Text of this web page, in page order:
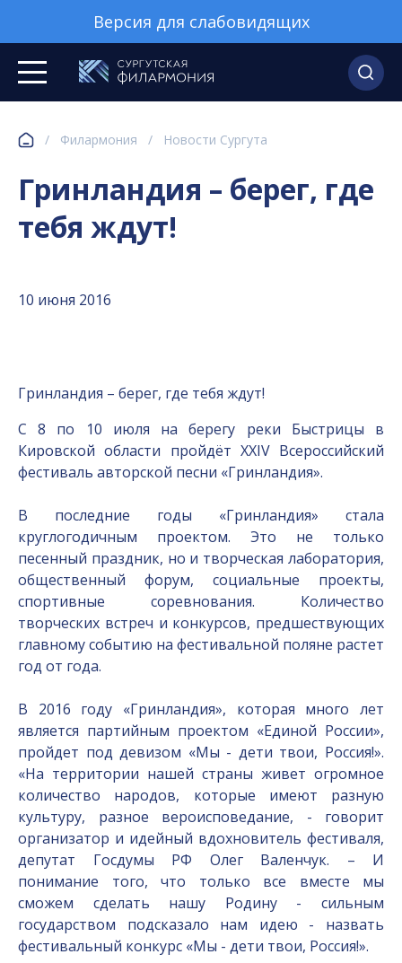
Версия для слабовидящих
/ Филармония / Новости Сургута
Гринландия – берег, где
тебя ждут!
10 июня 2016
Гринландия – берег, где тебя ждут!
С 8 по 10 июля на берегу реки Быстрицы в
Кировской области пройдёт XXIV Всероссийский
фестиваль авторской песни «Гринландия».
В последние годы «Гринландия» стала
круглогодичным проектом. Это не только
песенный праздник, но и творческая лаборатория,
общественный форум, социальные проекты,
спортивные соревнования. Количество
творческих встреч и конкурсов, предшествующих
главному событию на фестивальной поляне растет
год от года.
В 2016 году «Гринландия», которая много лет
является партийным проектом «Единой России»,
пройдет под девизом «Мы - дети твои, Россия!».
«На территории нашей страны живет огромное
количество народов, которые имеют разную
культуру, разное вероисповедание, - говорит
организатор и идейный вдохновитель фестиваля,
депутат Госдумы РФ Олег Валенчук. – И
понимание того, что только все вместе мы
сможем сделать нашу Родину - сильным
государством подсказало нам идею - назвать
фестивальный конкурс «Мы - дети твои, Россия!».